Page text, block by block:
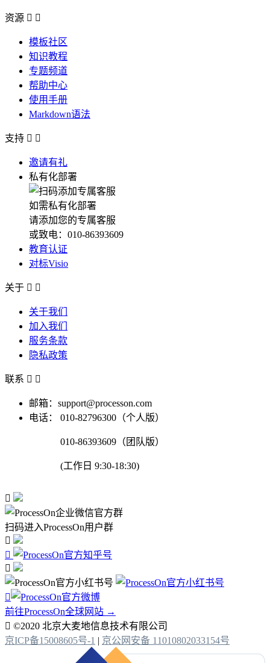
资源  
模板社区
知识教程
专题频道
帮助中心
使用手册
Markdown语法
支持  
邀请有礼
私有化部署
如需私有化部署
请添加您的专属客服
或致电：010-86393609
教育认证
对标Visio
关于  
关于我们
加入我们
服务条款
隐私政策
联系  
邮箱：support@processon.com
电话：
010-82796300（个人版）
010-86393609（团队版）
(工作日 9:30-18:30)

扫码进入ProcessOn用户群




前往ProcessOn全球网站 →
 ©2020 北京大麦地信息技术有限公司
京ICP备15008605号-1 | 京公网安备 11010802033154号